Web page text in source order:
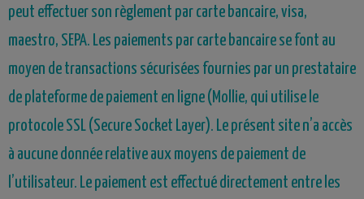
peut effectuer son règlement par carte bancaire, visa,
maestro, SEPA. Les paiements par carte bancaire se font au
moyen de transactions sécurisées fournies par un prestataire
de plateforme de paiement en ligne (Mollie, qui utilise le
protocole SSL (Secure Socket Layer). Le présent site n’a accès
à aucune donnée relative aux moyens de paiement de
l’utilisateur. Le paiement est effectué directement entre les